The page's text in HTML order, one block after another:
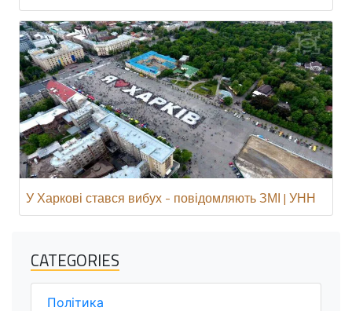
У Харкові стався вибух - повідомляють ЗМІ | УНН
CATEGORIES
Політика